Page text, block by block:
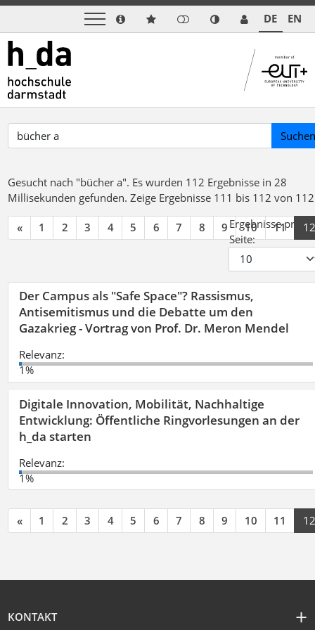
DE EN
Suchen
Gesucht nach "bücher a". Es wurden 112 Ergebnisse in 28
Millisekunden gefunden.Zeige Ergebnisse 111 bis 112 von
« 1 2 3 4 5 6 7 8 9 10 11 12
Ergebnisse pro
Seite:
Der Campus als "Safe Space"? Rassismus,
Antisemitismus und die Debatte um den
Gazakrieg - Vortrag von Prof. Dr. Meron Mendel
Relevanz:
1%
Digitale Innovation, Mobilität, Nachhaltige
Entwicklung: Öffentliche Ringvorlesungen an der
h_da starten
Relevanz:
1%
« 1 2 3 4 5 6 7 8 9 10 11 12
KONTAKT